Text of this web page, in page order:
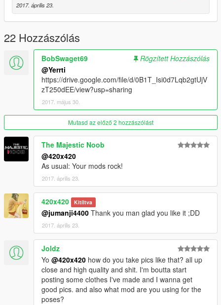
2017. április 23.
22 Hozzászólás
BobSwaget69
Rögzített Hozzászólás
@Yerrti
https://drive.google.com/file/d/0B1T_Isi0d7Lqb2gtUjV
zT250dEE/view?usp=sharing
2017. május 30.
Mutasd az előző 2 hozzászólást
The Majestic Noob
@420x420
As usual: Your mods rock!
2017. április 23.
420x420 Kitíltva
@jumanji4400 Thank you man glad you like it ;DD
2017. április 23.
Joldz
Yo @420x420 how do you take pics like that? all up
close and high quality and shit. I'm boutta start
posting some clothes I've made and I wanna get
good pics. and also what mod are you using for the
poses?